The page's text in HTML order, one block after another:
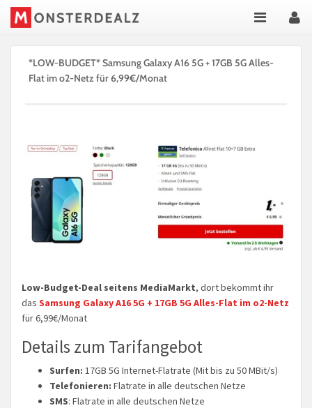
*LOW-BUDGET* Samsung Galaxy A16 5G + 17GB 5G Alles-
Flat im o2-Netz für 6,99€/Monat
Low-Budget-Deal seitens MediaMarkt, dort bekommt ihr
das Samsung Galaxy A16 5G + 17GB 5G Alles-Flat im o2-Netz
für 6,99€/Monat
Details zum Tarifangebot
Surfen: 17GB 5G Internet-Flatrate (Mit bis zu 50 MBit/s)
Telefonieren: Flatrate in alle deutschen Netze
SMS: Flatrate in alle deutschen Netze